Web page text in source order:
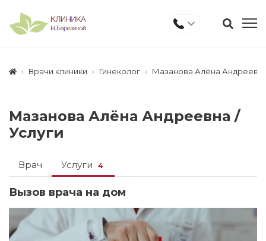
Врачи клиники Гинеколог Мазанова Алёна
Мазанова Алёна Андреевна /
Услуги
Врач Услуги 4
Вызов врача на дом